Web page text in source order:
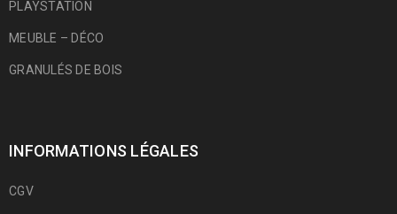
PLAYSTATION
MEUBLE – DÉCO
GRANULÉS DE BOIS
INFORMATIONS LÉGALES
CGV